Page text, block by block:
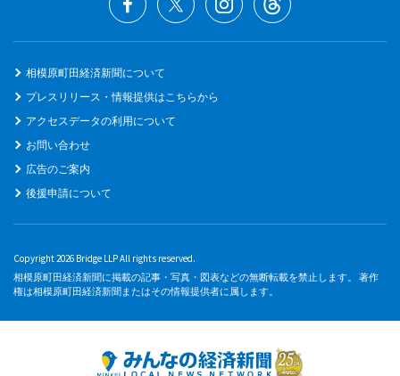
相模原町田経済新聞について
プレスリリース・情報提供はこちらから
アクセスデータの利用について
お問い合わせ
広告のご案内
後援申請について
Copyright 2026 Bridge LLP All rights reserved.
相模原町田経済新聞に掲載の記事・写真・図表などの無断転載を禁止します。 著作
権は相模原町田経済新聞またはその情報提供者に属します。